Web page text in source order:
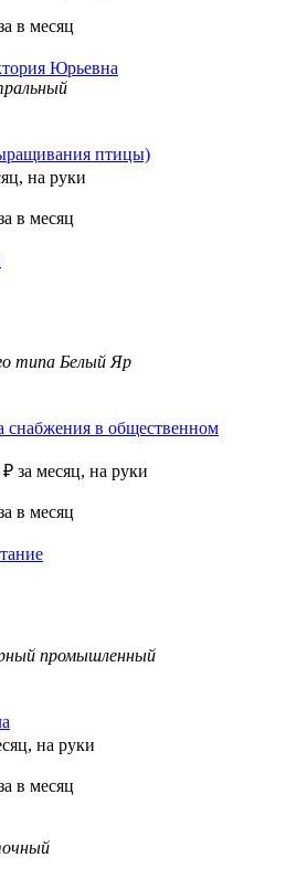
в месяц
Юрьевна
птицы)
на руки
в месяц
типа Белый Яр
снабжения в общественном
₽ за месяц, на руки
в месяц
промышленный
на руки
в месяц